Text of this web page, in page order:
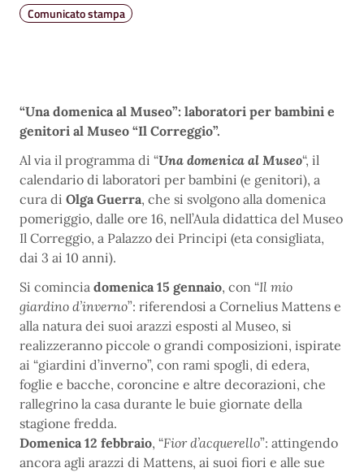
Comunicato stampa
“Una domenica al Museo”: laboratori per bambini e
genitori al Museo “Il Correggio”.
Al via il programma di “Una domenica al Museo“, il
calendario di laboratori per bambini (e genitori), a
cura di Olga Guerra, che si svolgono alla domenica
pomeriggio, dalle ore 16, nell’Aula didattica del Museo
Il Correggio, a Palazzo dei Principi (eta consigliata,
dai 3 ai 10 anni).
Si comincia domenica 15 gennaio, con “Il mio
giardino d’inverno”: riferendosi a Cornelius Mattens e
alla natura dei suoi arazzi esposti al Museo, si
realizzeranno piccole o grandi composizioni, ispirate
ai “giardini d’inverno”, con rami spogli, di edera,
foglie e bacche, coroncine e altre decorazioni, che
rallegrino la casa durante le buie giornate della
stagione fredda.
Domenica 12 febbraio, “Fior d’acquerello”: attingendo
ancora agli arazzi di Mattens, ai suoi fiori e alle sue